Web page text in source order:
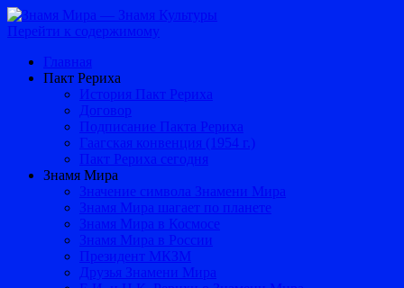
Перейти к содержимому
Главная
Пакт Рериха
История Пакт Рериха
Договор
Подписание Пакта Рериха
Гаагская конвенция (1954 г.)
Пакт Рериха сегодня
Знамя Мира
Значение символа Знамени Мира
Знамя Мира шагает по планете
Знамя Мира в Космосе
Знамя Мира в России
Президент МКЗМ
Друзья Знамени Мира